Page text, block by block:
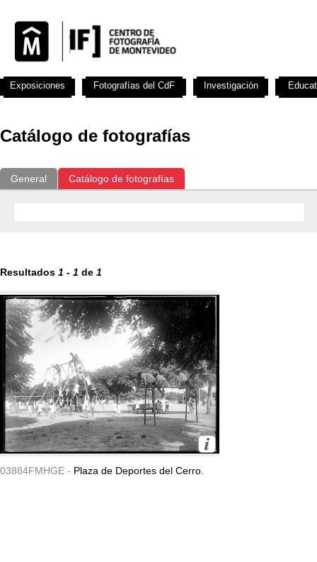
Catálogo de fotografías
General Catálogo de fotografías
Resultados 1 - 1 de 1
03884FMHGE - Plaza de Deportes del Cerro.
Exposiciones Fotografías del CdF Investigación